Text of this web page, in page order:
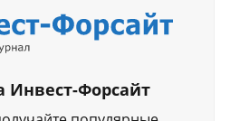
Инвест-Форсайт